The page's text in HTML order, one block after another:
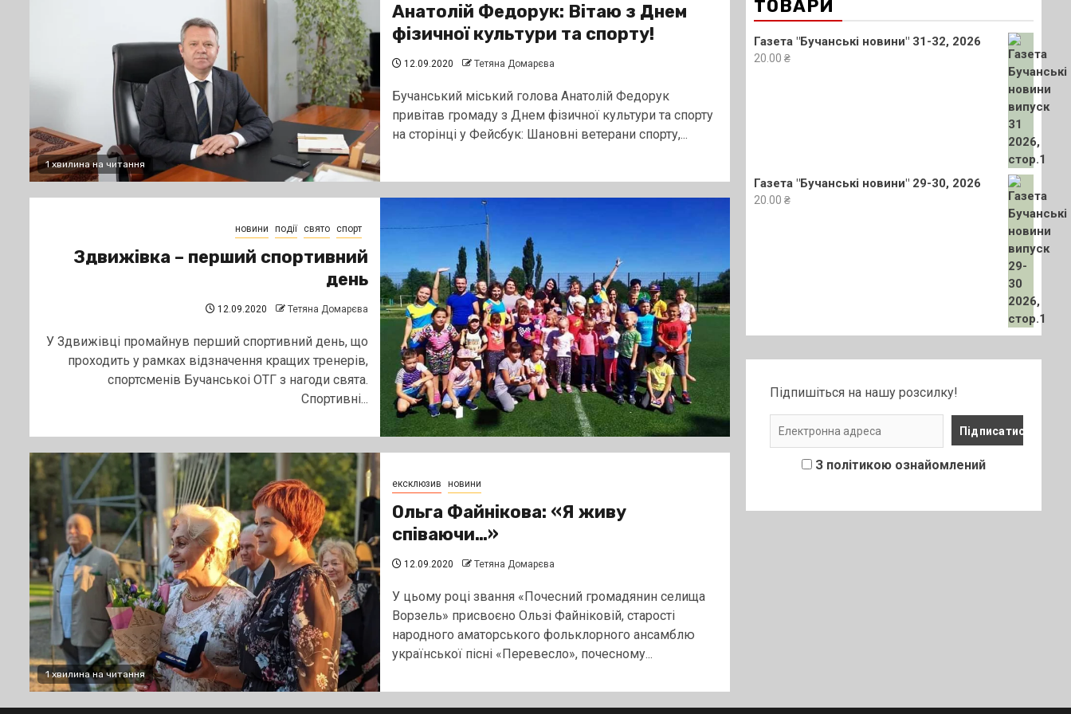
1 хвилина на читання
Анатолій Федорук: Вітаю з Днем
фізичної культури та спорту!
12.09.2020 Тетяна Домарєва
Бучанський міський голова Анатолій Федорук
привітав громаду з Днем фізичної культури та спорту
на сторінці у Фейсбук: Шановні ветерани спорту,...
новини події свято спорт
Здвижівка – перший спортивний
день
12.09.2020 Тетяна Домарєва
У Здвижівці промайнув перший спортивний день, що
проходить у рамках відзначення кращих тренерів,
спортсменів Бучанськоі ОТГ з нагоди свята.
Спортивні...
1 хвилина на читання
ексклюзив новини
Ольга Файнікова: «Я живу
співаючи…»
12.09.2020 Тетяна Домарєва
У цьому році звання «Почесний громадянин селища
Ворзель» присвоєно Ользі Файніковій, старості
народного аматорського фольклорного ансамблю
української пісні «Перевесло», почесному...
ТОВАРИ
Газета "Бучанські новини" 31-32, 2026
20.00 ₴
Газета "Бучанські новини" 29-30, 2026
20.00 ₴
Підпишіться на нашу розсилку!
З політикою ознайомлений